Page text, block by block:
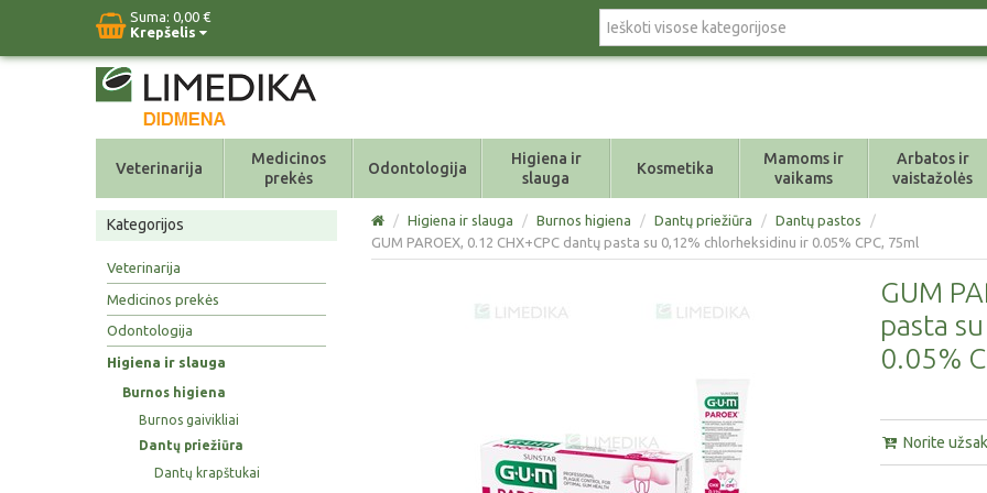
Suma: 0,00 €
Krepšelis
Veterinarija
Medicinos
prekės
Odontologija
Higiena ir
slauga
Kosmetika
Mamoms ir
vaikams
Arbatos ir
vaistažolės
Kategorijos
Veterinarija
Medicinos prekės
Odontologija
Higiena ir slauga
Burnos higiena
Burnos gaivikliai
Dantų priežiūra
Dantų krapštukai
/ Higiena ir slauga / Burnos higiena / Dantų priežiūra / Dantų pastos
/
GUM PAROEX, 0.12 CHX+CPC dantų pasta su 0,12% chlorheksidinu ir 0.05% CPC, 75ml
GUM
pasta
0.05%
Norite